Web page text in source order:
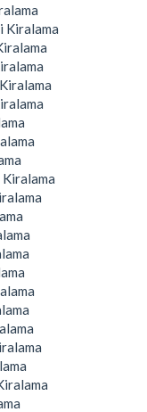
Kiralama